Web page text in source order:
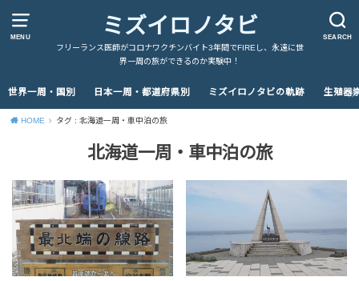
MENU SEARCH
ミズイロノタビ
フリーランス医師がコロナワクチンバイト3年間でFIREし、永遠に世
界一周の旅ができるのか実験中！
世界一周・国別 日本一周・都道府県別 ミズイロノタビの軌跡 生殖器
HOME タグ : 北海道一周・車中泊の旅
北海道一周・車中泊の旅